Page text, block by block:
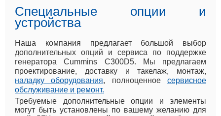
Специальные опции и
устройства
Наша компания предлагает большой выбор
дополнительных опций и сервиса по поддержке
генератора Cummins C300D5. Мы предлагаем
проектирование, доставку и такелаж, монтаж,
наладку оборудования, полноценноесервисное
обслуживание и ремонт.
Требуемые дополнительные опции и элементы
могут быть установлены по вашему желанию для